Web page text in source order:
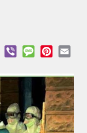
Skype Viber MessagePinterest